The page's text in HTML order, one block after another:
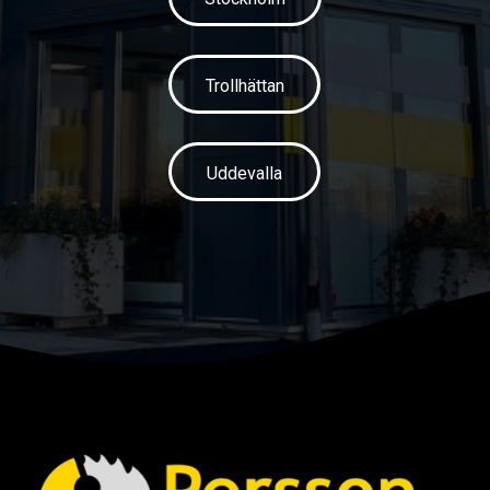
Trollhättan
Uddevalla